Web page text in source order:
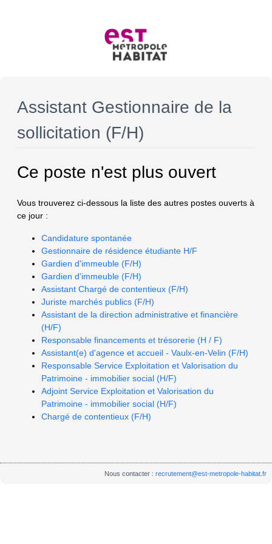
Assistant Gestionnaire de la
sollicitation (F/H)
Ce poste n'est plus ouvert
Vous trouverez ci-dessous la liste des autres postes ouverts à
ce jour :
Candidature spontanée
Gestionnaire de résidence étudiante H/F
Gardien d'immeuble (F/H)
Gardien d'immeuble (F/H)
Assistant Chargé de contentieux (F/H)
Juriste marchés publics (F/H)
Assistant de la direction administrative et financière
(H/F)
Responsable financements et trésorerie (H / F)
Assistant(e) d'agence et accueil - Vaulx-en-Velin (F/H)
Responsable Service Exploitation et Valorisation du
Patrimoine - immobilier social (H/F)
Adjoint Service Exploitation et Valorisation du
Patrimoine - immobilier social (H/F)
Chargé de contentieux (F/H)
Nous contacter :recrutement@est-metropole-habitat.fr